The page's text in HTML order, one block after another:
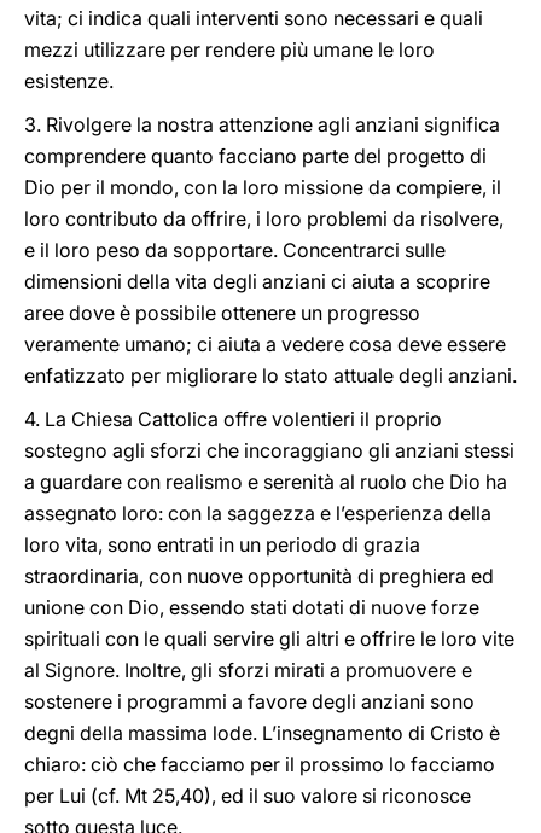
vita; ci indica quali interventi sono necessari e quali
mezzi utilizzare per rendere più umane le loro
esistenze.
3. Rivolgere la nostra attenzione agli anziani significa
comprendere quanto facciano parte del progetto di
Dio per il mondo, con la loro missione da compiere, il
loro contributo da offrire, i loro problemi da risolvere,
e il loro peso da sopportare. Concentrarci sulle
dimensioni della vita degli anziani ci aiuta a scoprire
aree dove è possibile ottenere un progresso
veramente umano; ci aiuta a vedere cosa deve essere
enfatizzato per migliorare lo stato attuale degli anziani.
4. La Chiesa Cattolica offre volentieri il proprio
sostegno agli sforzi che incoraggiano gli anziani stessi
a guardare con realismo e serenità al ruolo che Dio ha
assegnato loro: con la saggezza e l’esperienza della
loro vita, sono entrati in un periodo di grazia
straordinaria, con nuove opportunità di preghiera ed
unione con Dio, essendo stati dotati di nuove forze
spirituali con le quali servire gli altri e offrire le loro vite
al Signore. Inoltre, gli sforzi mirati a promuovere e
sostenere i programmi a favore degli anziani sono
degni della massima lode. L’insegnamento di Cristo è
chiaro: ciò che facciamo per il prossimo lo facciamo
per Lui (cf. Mt 25,40), ed il suo valore si riconosce
sotto questa luce.